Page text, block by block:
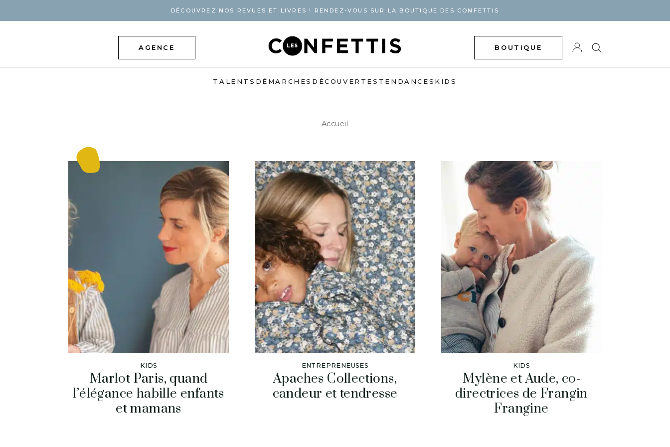
DÉCOUVREZ NOS REVUES ET LIVRES ! RENDEZ-VOUS SUR LA BOUTIQUE DES CONFETTIS
AGENCE BOUTIQUE
TALENTS DÉMARCHES DÉCOUVERTES TENDANCES KIDS
Accueil
KIDS
Marlot Paris, quand
l’élégance habille enfants
et mamans
ENTREPRENEUSES
Apaches Collections,
candeur et tendresse
KIDS
Mylène et Aude, co-
directrices de Frangin
Frangine